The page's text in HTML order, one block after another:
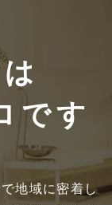
です
地域に密着し